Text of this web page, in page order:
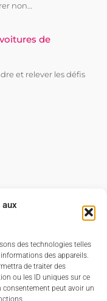
des technologies telles
des appareils.
de traiter des
ou les ID uniques sur ce
consentement peut avoir un
non…
de
et relever les défis